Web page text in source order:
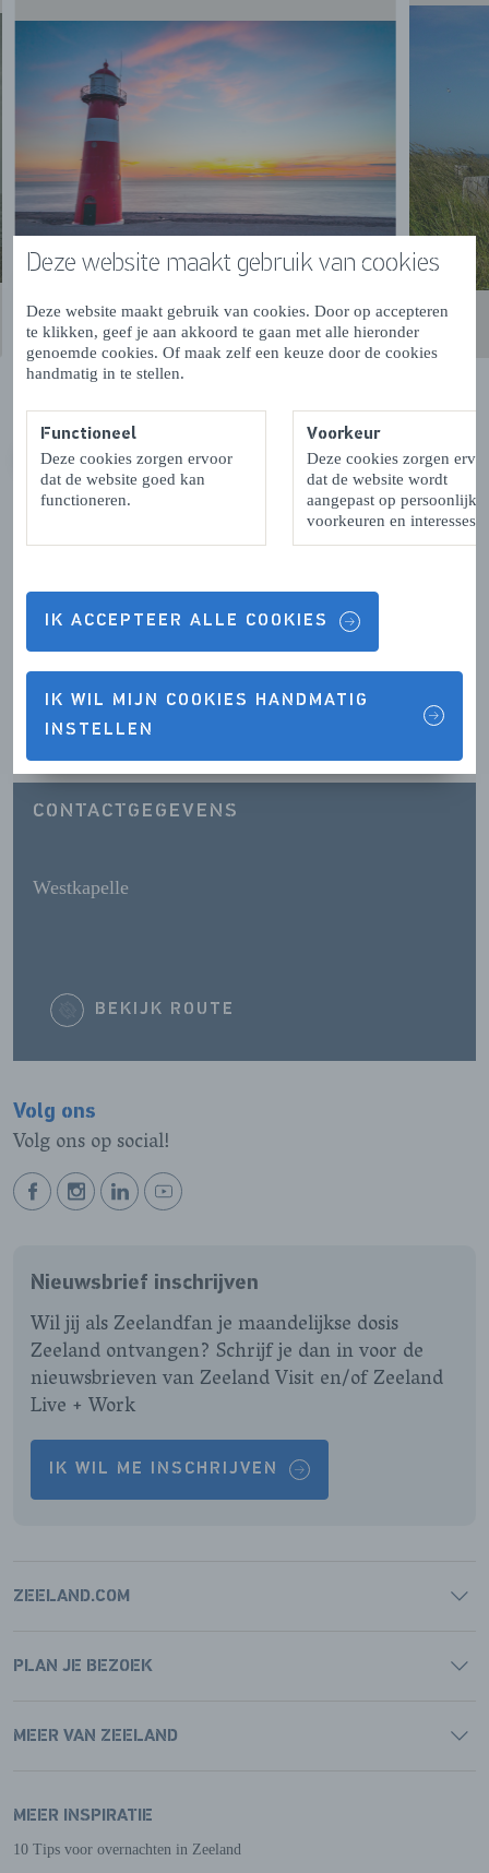
Deze website maakt gebruik van cookies
Deze website maakt gebruik van cookies. Door op accepteren
te klikken, geef je aan akkoord te gaan met alle hieronder
genoemde cookies. Of maak zelf een keuze door de cookies
handmatig in te stellen.
Functioneel
Deze cookies zorgen ervoor
dat de website goed kan
functioneren.
Voorkeur
Deze cookies zorgen
dat de website wordt
aangepast op persoonlijke
voorkeuren en interesses.
IK ACCEPTEER ALLE COOKIES
IK WIL MIJN COOKIES HANDMATIG
INSTELLEN
VORIGE VOLGENDE
Contactgegevens & Openingstijden
OPENINGSTIJDEN
CONTACTGEGEVENS
Westkapelle
BEKIJK ROUTE
Volg ons
Volg ons op social!
BEKIJK
PAGINA
BEKIJK
PAGINA
BEKIJK
PAGINA
BEKIJK
PAGINA
Nieuwsbrief inschrijven
Wil jij als Zeelandfan je maandelijkse dosis
Zeeland ontvangen? Schrijf je dan in voor de
nieuwsbrieven van Zeeland Visit en/of Zeeland
Live + Work
IK WIL ME INSCHRIJVEN
ZEELAND.COM
PLAN JE BEZOEK
MEER VAN ZEELAND
MEER INSPIRATIE
10 Tips voor overnachten in Zeeland